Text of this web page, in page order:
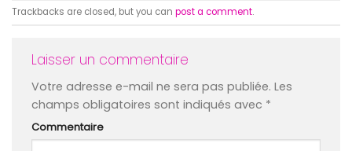
Trackbacks are closed, but you can post a comment.
Laisser un commentaire
Votre adresse e-mail ne sera pas publiée. Les
champs obligatoires sont indiqués avec *
Commentaire